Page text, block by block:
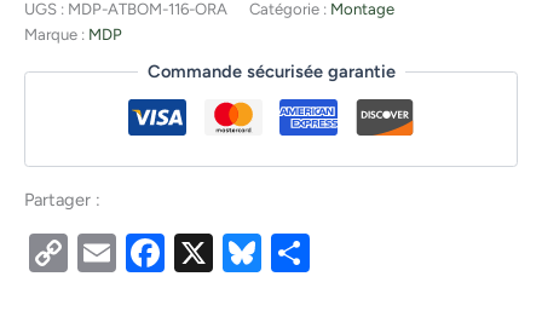
UGS : MDP-ATBOM-116-ORA Catégorie : Montage
Marque : MDP
Commande sécurisée garantie
Partager :
CopyEmailFacebook
X Bluesky